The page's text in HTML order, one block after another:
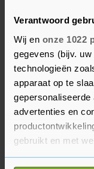
Verantwoord
Wij en onze 1022
gegevens (bijv.
technologieën
apparaat op te
advertenties en
gebruikt en met